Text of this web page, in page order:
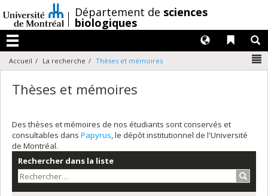
au
contenu
/Département de sciences
biologiques
Menu
Liens
Langues
Accueil La recherche Thèses et mémoires
Thèses et mémoires
Des thèses et mémoires de nos étudiants sont conservés et
consultables dans Papyrus, le dépôt institutionnel de l'Université
de Montréal.
Rechercher dans la liste